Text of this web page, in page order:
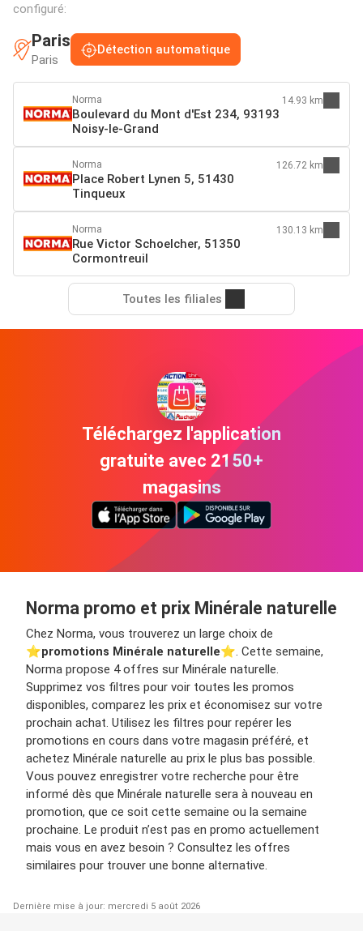
configuré:
Paris
Paris
Détection automatique
Norma
Boulevard du Mont d'Est 234, 93193
Noisy-le-Grand
14.93 km
Norma
Place Robert Lynen 5, 51430
Tinqueux
126.72 km
Norma
Rue Victor Schoelcher, 51350
Cormontreuil
130.13 km
Toutes les filiales
Téléchargez l'application
gratuite avec 2150+
magasins
Norma promo et prix Minérale naturelle
Chez Norma, vous trouverez un large choix de
⭐️promotions Minérale naturelle⭐️. Cette semaine,
Norma propose 4 offres sur Minérale naturelle.
Supprimez vos filtres pour voir toutes les promos
disponibles, comparez les prix et économisez sur votre
prochain achat. Utilisez les filtres pour repérer les
promotions en cours dans votre magasin préféré, et
achetez Minérale naturelle au prix le plus bas possible.
Vous pouvez enregistrer votre recherche pour être
informé dès que Minérale naturelle sera à nouveau en
promotion, que ce soit cette semaine ou la semaine
prochaine. Le produit n’est pas en promo actuellement
mais vous en avez besoin ? Consultez les offres
similaires pour trouver une bonne alternative.
Dernière mise à jour: mercredi 5 août 2026